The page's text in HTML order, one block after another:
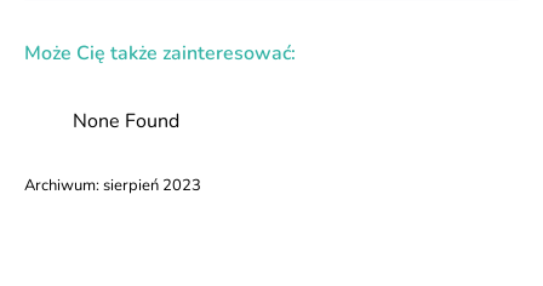
Może Cię także zainteresować:
None Found
Archiwum:sierpień 2023